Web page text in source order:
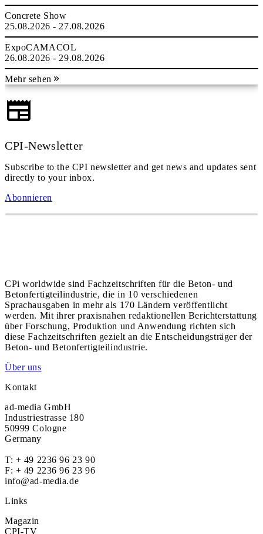
Concrete Show
25.08.2026 - 27.08.2026
ExpoCAMACOL
26.08.2026 - 29.08.2026
Mehr sehen
CPI-Newsletter
Subscribe to the CPI newsletter and get news and updates sent
directly to your inbox.
Abonnieren
CPi worldwide sind Fachzeitschriften für die Beton- und
Betonfertigteilindustrie, die in 10 verschiedenen
Sprachausgaben in mehr als 170 Ländern veröffentlicht
werden. Mit ihrer praxisnahen redaktionellen Berichterstattung
über Forschung, Produktion und Anwendung richten sich
diese Fachzeitschriften gezielt an die Entscheidungsträger der
Beton- und Betonfertigteilindustrie.
Über uns
Kontakt
ad-media GmbH
Industriestrasse 180
50999 Cologne
Germany
T: + 49 2236 96 23 90
F: + 49 2236 96 23 96
info@ad-media.de
Links
Magazin
CPI-TV